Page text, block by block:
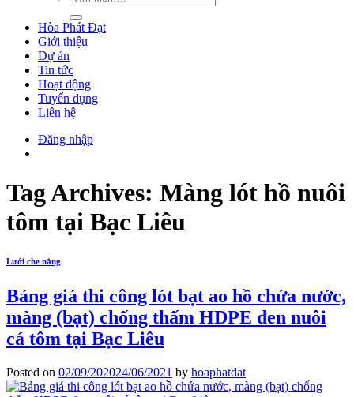
Hòa Phát Đạt
Giới thiệu
Dự án
Tin tức
Hoạt động
Tuyển dụng
Liên hệ
Đăng nhập
Tag Archives: Màng lót hồ nuôi
tôm tại Bạc Liêu
Lưới che nắng
Bảng giá thi công lót bạt ao hồ chứa nước,
màng (bạt) chống thấm HDPE đen nuôi
cá tôm tại Bạc Liêu
Posted on 02/09/202024/06/2021 by hoaphatdat